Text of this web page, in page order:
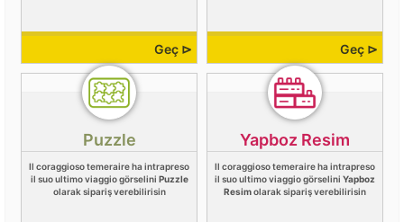
Geç ⊳ Geç ⊳
Puzzle
Il coraggioso temeraire ha intrapreso
il suo ultimo viaggio görselini Puzzle
olarak sipariş verebilirisin
Yapboz Resim
Il coraggioso temeraire ha intrapreso
il suo ultimo viaggio görselini Yapboz
Resimolarak sipariş verebilirisin